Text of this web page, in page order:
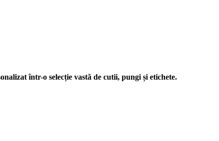
într-o selecție vastă de cutii, pungi și etichete.